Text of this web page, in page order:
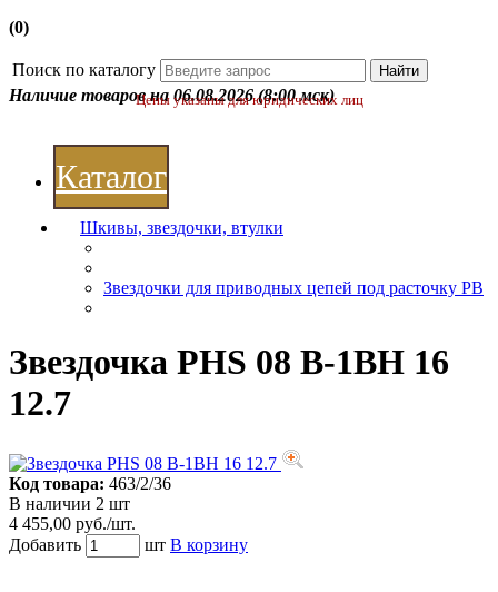
(0)
Поиск по каталогу
Наличие товаров на 06.08.2026 (8:00 мск)
Цены указаны для юридических лиц
Каталог
Шкивы, звездочки, втулки
Звездочки для приводных цепей под расточку РВ
Звездочка PHS 08 B-1BH 16
12.7
Код товара: 463/2/36
В наличии 2 шт
4 455,00 руб./шт.
Добавить
шт В корзину